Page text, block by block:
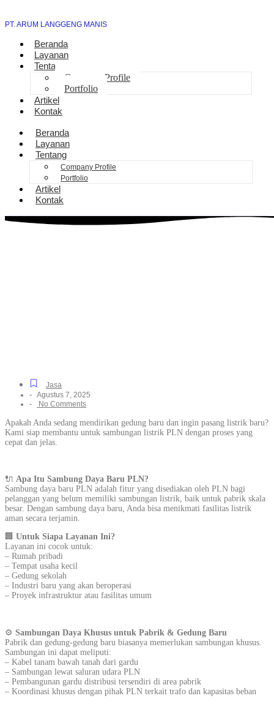
PT. ARUM LANGGENG MANIS
Beranda
Layanan
Tentang
Company Profile
Portfolio
Artikel
Kontak
Beranda
Layanan
Tentang
Company Profile
Portfolio
Artikel
Kontak
Jasa
- Agustus 7, 2025
- No Comments
Apakah Anda sedang mendirikan gedung baru dan ingin pasang listrik baru?
Kami siap membantu untuk sambungan listrik PLN dengan proses yang
cepat dan jelas.
🔌 Apa Itu Sambung Daya Baru PLN?
Sambung daya baru PLN adalah fitur yang disediakan oleh PLN bagi
pelanggan yang belum memiliki sambungan listrik, baik untuk pabrik skala
besar. Dengan sambung daya baru, Anda bisa menikmati fasilitas listrik
aman secara terjamin.
🏢 Untuk Siapa Layanan Ini?
Layanan ini cocok untuk:
– Rumah pribadi
– Tempat usaha kecil
– Gedung sekolah
– Industri baru yang akan beroperasi
– Proyek infrastruktur atau fasilitas umum
⚙️ Sambungan Daya Khusus untuk Pabrik & Gedung Baru
Pabrik dan gedung-gedung baru biasanya memerlukan sambungan khusus.
Sambungan ini dapat meliputi:
– Kabel tanam bawah tanah dari gardu
– Sambungan lewat saluran udara PLN
– Pembangunan gardu distribusi tersendiri di area pabrik
– Koordinasi khusus dengan pihak PLN terkait trafo dan kapasitas beban